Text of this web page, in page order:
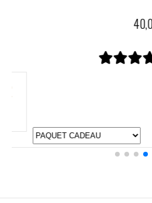
AJOUTER